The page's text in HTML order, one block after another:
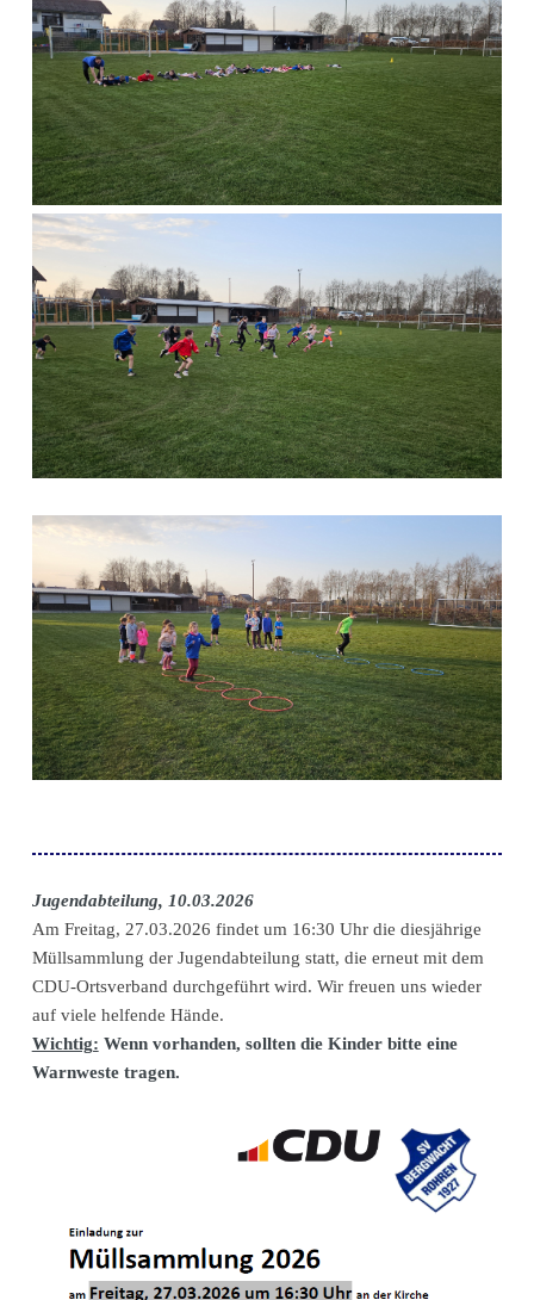
Jugendabteilung, 10.03.2026
Am Freitag, 27.03.2026 findet um 16:30 Uhr die diesjährige
Müllsammlung der Jugendabteilung statt, die erneut mit dem
CDU-Ortsverband durchgeführt wird. Wir freuen uns wieder
auf viele helfende Hände.
Wichtig: Wenn vorhanden, sollten die Kinder bitte eine
Warnweste tragen.